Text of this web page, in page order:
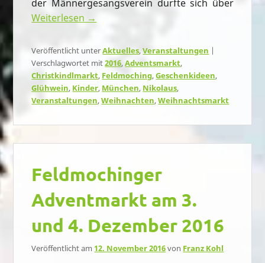
der Männergesangsverein durfte sich über
Weiterlesen →
Veröffentlicht unterAktuelles,Veranstaltungen |
Verschlagwortet mit2016,Adventsmarkt,
Christkindlmarkt, Feldmoching,Geschenkideen,
Glühwein, Kinder, München, Nikolaus,
Veranstaltungen,Weihnachten,Weihnachtsmarkt
Feldmochinger
Adventmarkt am 3.
und 4. Dezember 2016
Veröffentlicht am12. November 2016von Franz Kohl